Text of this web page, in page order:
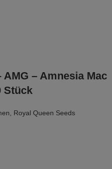
AMG – Amnesia Mac
Stück
, Royal Queen Seeds